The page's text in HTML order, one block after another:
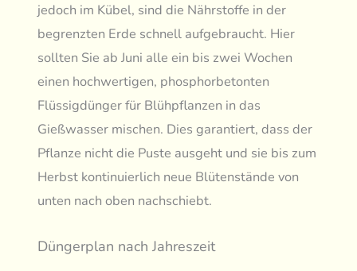
jedoch im Kübel, sind die Nährstoffe in der
begrenzten Erde schnell aufgebraucht. Hier
sollten Sie ab Juni alle ein bis zwei Wochen
einen hochwertigen, phosphorbetonten
Flüssigdünger für Blühpflanzen in das
Gießwasser mischen. Dies garantiert, dass der
Pflanze nicht die Puste ausgeht und sie bis zum
Herbst kontinuierlich neue Blütenstände von
unten nach oben nachschiebt.
Düngerplan nach Jahreszeit